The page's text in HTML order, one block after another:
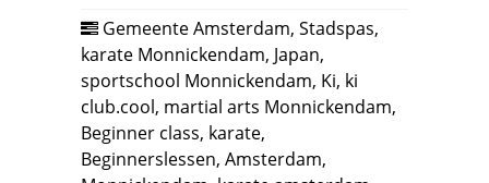
Gemeente Amsterdam, Stadspas,
karate Monnickendam, Japan,
sportschool Monnickendam, Ki, ki
club.cool, martial arts Monnickendam,
Beginner class, karate,
Beginnerslessen, Amsterdam,